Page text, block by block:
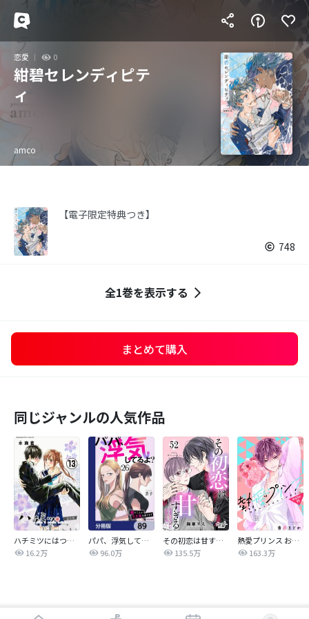
恋愛 0
紺碧セレンディピテ
ィ
amco
【電子限定特典つき】
748
全1巻を表示する
まとめて購入
同じジャンルの人気作品
ハチミツにはつこい
16.2万
パパ、浮気してるよ？娘と二人でクズ夫を捨てます【分冊版】
96.0万
その初恋は甘すぎる～恋愛処女には刺激が強い～
135.5万
熱愛プリンス お兄ちゃんはキミが好き
163.3万